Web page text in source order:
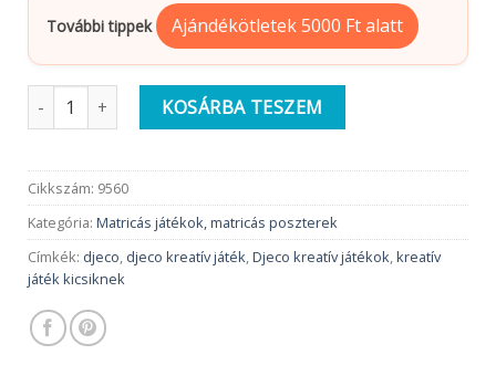
További tippek Ajándékötletek 5000 Ft alatt
Djeco Satírozó képkészítés | Tájak mennyiség
KOSÁRBA TESZEM
Cikkszám: 9560
Kategória: Matricás játékok, matricás poszterek
Címkék: djeco, djeco kreatív játék,Djeco kreatív játékok,kreatív
játék kicsiknek